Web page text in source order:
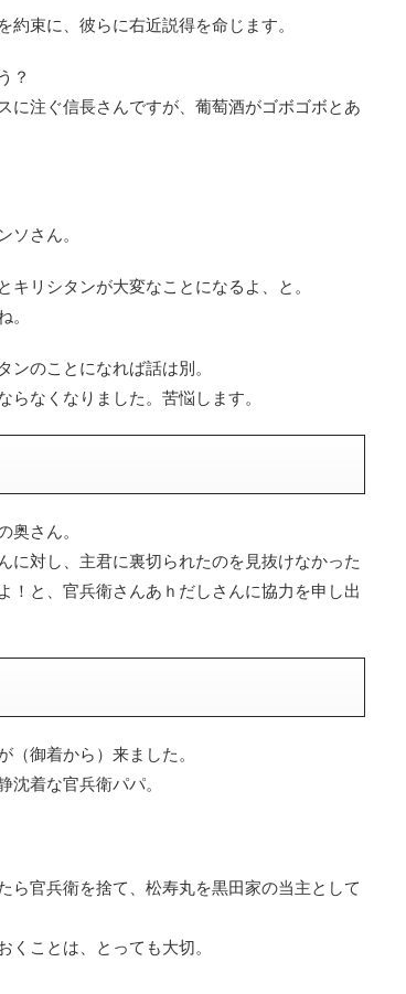
束に、彼らに右近説得を命じます。
？
に注ぐ信長さんですが、葡萄酒がゴボゴボとあ
さん。
リシタンが大変なことになるよ、と。
のことになれば話は別。
なくなりました。苦悩します。
さん。
に対し、主君に裏切られたのを見抜けなかった
！と、官兵衛さんあｈだしさんに協力を申し出
御着から）来ました。
着な官兵衛パパ。
ら官兵衛を捨て、松寿丸を黒田家の当主として
ことは、とっても大切。